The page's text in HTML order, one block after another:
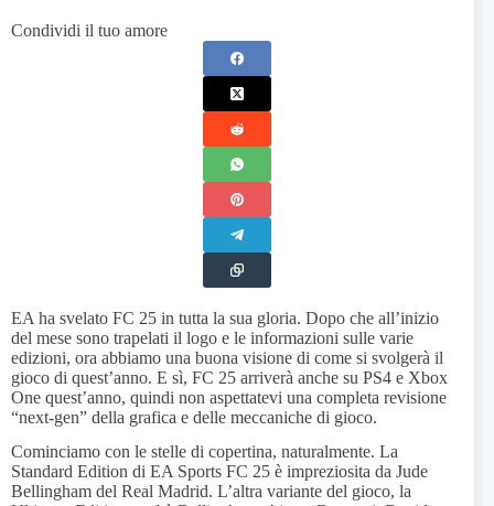
Condividi il tuo amore
EA ha svelato FC 25 in tutta la sua gloria. Dopo che all’inizio
del mese sono trapelati il logo e le informazioni sulle varie
edizioni, ora abbiamo una buona visione di come si svolgerà il
gioco di quest’anno. E sì, FC 25 arriverà anche su PS4 e Xbox
One quest’anno, quindi non aspettatevi una completa revisione
“next-gen” della grafica e delle meccaniche di gioco.
Cominciamo con le stelle di copertina, naturalmente. La
Standard Edition di EA Sports FC 25 è impreziosita da Jude
Bellingham del Real Madrid. L’altra variante del gioco, la